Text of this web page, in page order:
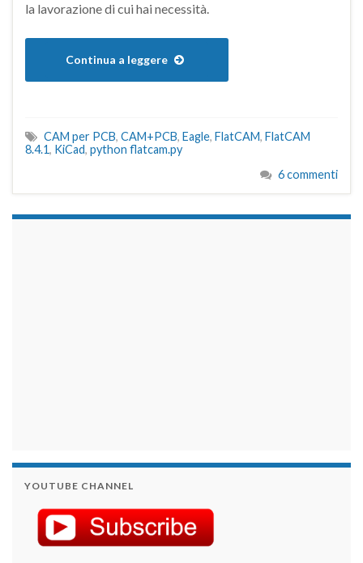
la lavorazione di cui hai necessità.
Continua a leggere
CAM per PCB, CAM+PCB, Eagle, FlatCAM, FlatCAM
8.4.1, KiCad, python flatcam.py
6 commenti
YOUTUBE CHANNEL